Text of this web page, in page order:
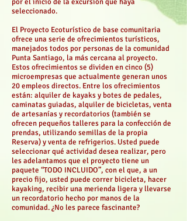
seleccionado.
El Proyecto Ecoturístico de base comunitaria
ofrece una serie de ofrecimientos turísticos,
manejados todos por personas de la comunidad
Punta Santiago, la más cercana al proyecto.
Estos ofrecimientos se dividen en cinco (5)
microempresas que actualmente generan unos
20 empleos directos. Entre los ofrecimientos
están: alquiler de kayaks y botes de pedales,
caminatas guiadas, alquiler de bicicletas, venta
de artesanías y recordatorios (también se
ofrecen pequeños talleres para la confección de
prendas, utilizando semillas de la propia
Reserva) y venta de refrigerios. Usted puede
seleccionar qué actividad desea realizar, pero
les adelantamos que el proyecto tiene un
paquete “TODO INCLUIDO”, con el que, a un
precio fijo, usted puede correr bicicleta, hacer
kayaking, recibir una merienda ligera y llevarse
un recordatorio hecho por manos de la
comunidad. ¿No les parece fascinante?